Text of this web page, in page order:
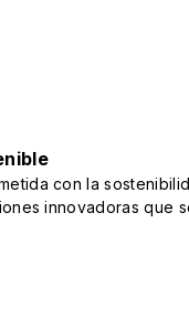
con la
innovadoras que